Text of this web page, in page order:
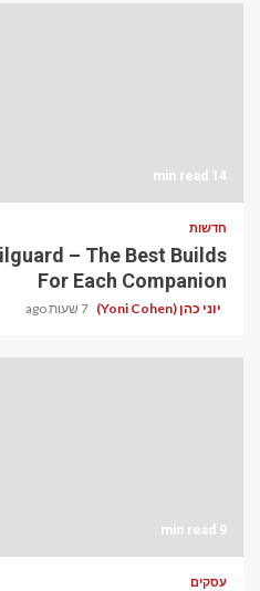
14 min read
חדשות
– The Best Builds
For Each Companion
יוני כהן (Yoni Cohen) 7 שעות ago
9 min read
עסקים